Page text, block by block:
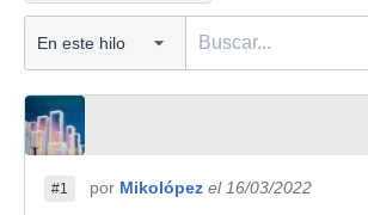
#1 por Mikolópez el 16/03/2022